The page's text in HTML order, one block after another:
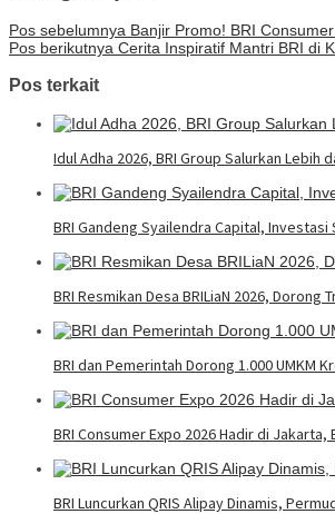
Pos sebelumnya Banjir Promo! BRI
Pos berikutnya Cerita Inspiratif Mantri BRI di
Pos terkait
Idul Adha 2026, BRI Group Salurkan Lebih
BRI Gandeng Syailendra Capital, Investasi
BRI Resmikan Desa BRILiaN 2026, Dorong
BRI dan Pemerintah Dorong 1.000 UMKM
BRI Consumer Expo 2026 Hadir di
BRI Luncurkan QRIS Alipay Dinamis,